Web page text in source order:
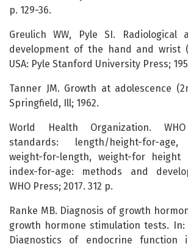
p. 129-36.
Greulich WW, Pyle SI. Radiological
development of the hand and wrist
USA: Pyle Stanford University Press;
Tanner JM. Growth at adolescence
Springfield, Ill; 1962.
World Health Organization.
standards: length/height-for-age,
weight-for-length, weight-for height
index-for-age: methods and
WHO Press; 2017. 312 p.
Ranke MB. Diagnosis of growth
growth hormone stimulation tests. In:
Diagnostics of endocrine function